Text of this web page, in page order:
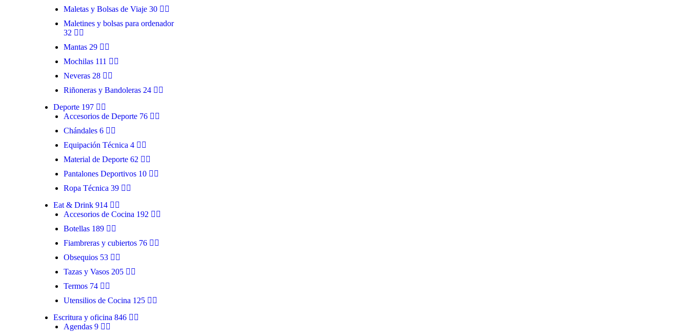
Maletas y Bolsas de Viaje 30
Maletines y bolsas para ordenador
32
Mantas 29
Mochilas 111
Neveras 28
Riñoneras y Bandoleras 24
Deporte 197
Accesorios de Deporte 76
Chándales 6
Equipación Técnica 4
Material de Deporte 62
Pantalones Deportivos 10
Ropa Técnica 39
Eat & Drink 914
Accesorios de Cocina 192
Botellas 189
Fiambreras y cubiertos 76
Obsequios 53
Tazas y Vasos 205
Termos 74
Utensilios de Cocina 125
Escritura y oficina 846
Agendas 9